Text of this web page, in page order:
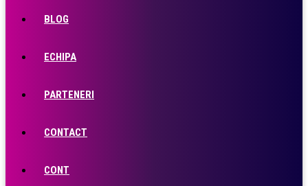
BLOG
ECHIPA
PARTENERI
CONTACT
CONT